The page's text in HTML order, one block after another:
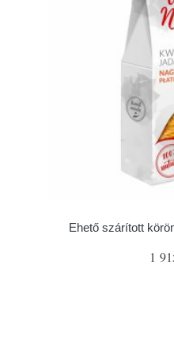
Ehető szárított
1